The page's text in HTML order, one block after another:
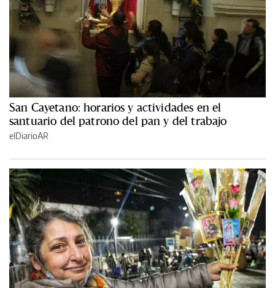
San Cayetano: horarios y actividades en el
santuario del patrono del pan y del trabajo
elDiarioAR